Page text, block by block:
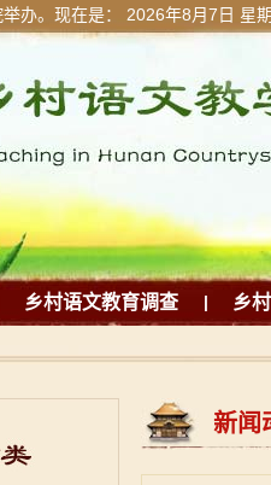
办。现在是： 2026年8月7日 星
乡村语文教育调查 | 乡
新闻